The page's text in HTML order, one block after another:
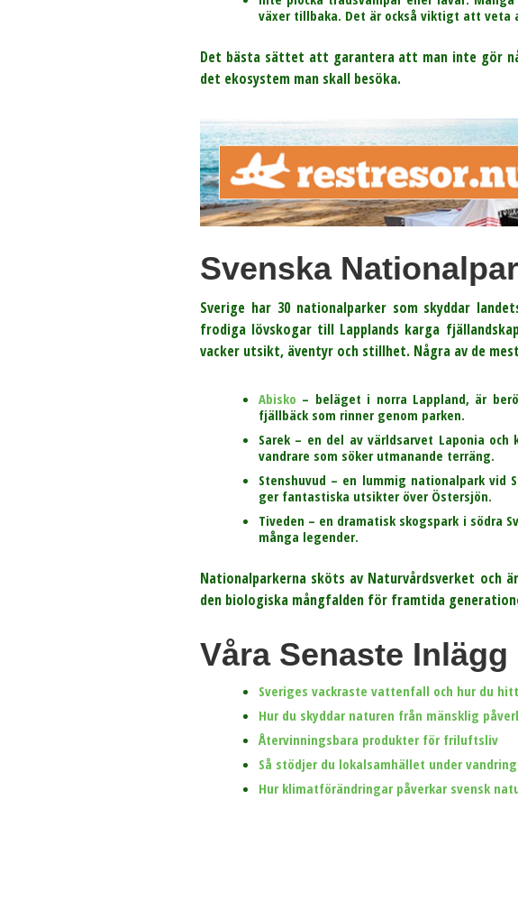
växer tillbaka. Det är också viktigt att
Det bästa sättet att garantera att man inte gör
det ekosystem man skall besöka.
Svenska
Sverige har 30 nationalparker som skyddar
frodiga lövskogar till Lapplands karga
vacker utsikt, äventyr och stillhet. Några av de
Abisko – beläget i norra Lappland, är
fjällbäck som rinner genom parken.
Sarek – en del av världsarvet Laponia
vandrare som söker utmanande terräng.
Stenshuvud – en lummig nationalpark vid
ger fantastiska utsikter över Östersjön.
Tiveden – en dramatisk skogspark i södra
många legender.
Nationalparkerna sköts av Naturvårdsverket och
den biologiska mångfalden för framtida
Våra Senaste Inlägg
Sveriges vackraste vattenfall och hur du
Hur du skyddar naturen från mänsklig
Återvinningsbara produkter för friluftsliv
Så stödjer du lokalsamhället under
Hur klimatförändringar påverkar svensk